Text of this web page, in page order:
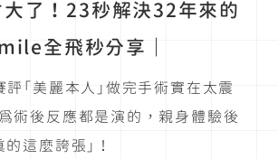
大了！23秒解決32年來的
全飛秒分享｜
「美麗本人」做完手術實在太震
術後反應都是演的，親身體驗後
這麼誇張」！